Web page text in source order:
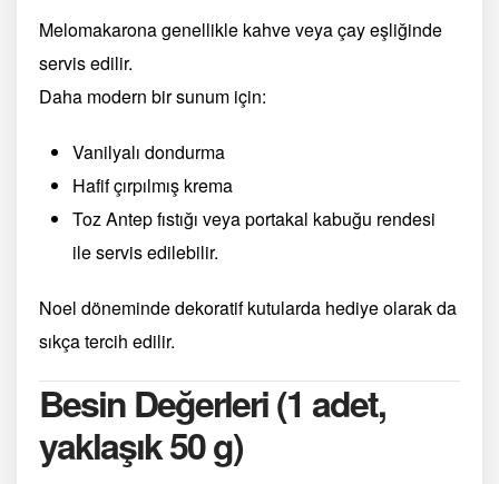
Melomakarona genellikle kahve veya çay eşliğinde
servis edilir.
Daha modern bir sunum için:
Vanilyalı dondurma
Hafif çırpılmış krema
Toz Antep fıstığı veya portakal kabuğu rendesi
ile servis edilebilir.
Noel döneminde dekoratif kutularda hediye olarak da
sıkça tercih edilir.
Besin Değerleri (1 adet,
yaklaşık 50 g)